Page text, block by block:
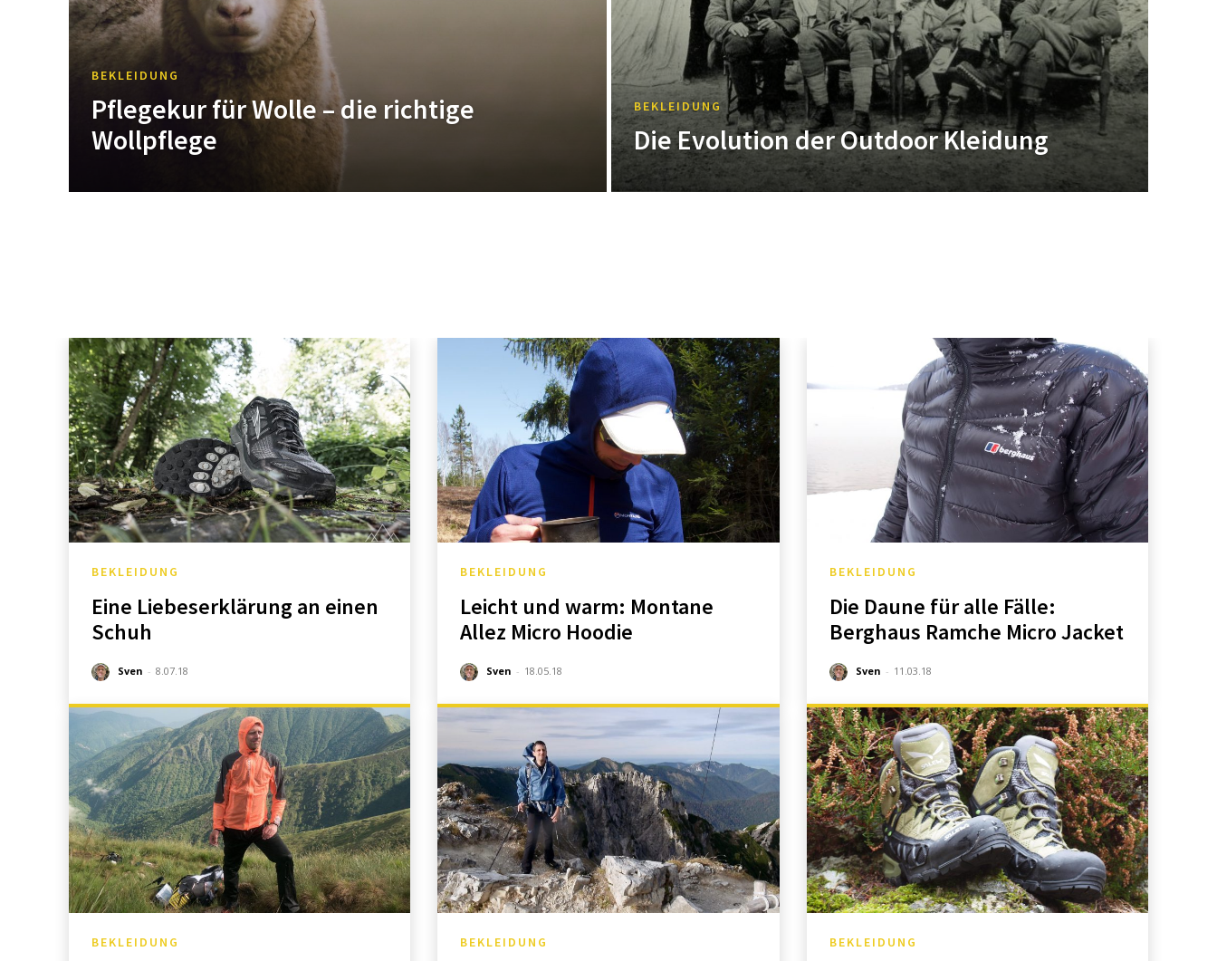
BEKLEIDUNG
Pflegekur für Wolle – die richtige
Wollpflege
BEKLEIDUNG
Die Evolution der Outdoor Kleidung
BEKLEIDUNG
Eine Liebeserklärung an einen
Schuh
Sven - 8.07.18
BEKLEIDUNG
Leicht und warm: Montane
Allez Micro Hoodie
Sven - 18.05.18
BEKLEIDUNG
Die Daune für alle Fälle:
Berghaus Ramche Micro Jacket
Sven - 11.03.18
BEKLEIDUNG BEKLEIDUNG BEKLEIDUNG